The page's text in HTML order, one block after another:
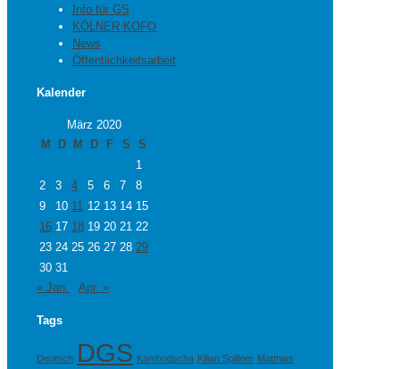
Info für GS
KÖLNER KOFO
News
Öffentlichkeitsarbeit
Kalender
März 2020
M
D M D F S
S
1
2
3 4 5 6 7
8
9
10 11 12 13 14 15
16 17 18 19 20 21 22
23 24 25 26 27 28 29
30 31
« Jan.
Apr. »
Tags
Deutsch DGS Kambodscha Kilian Spillner Matthias